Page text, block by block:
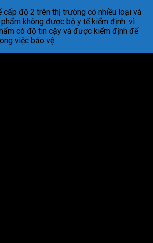
cấp độ 2 trên thị trường có nhiều loại và
không được bộ y tế kiểm định. vì
có độ tin cậy và được kiểm định để
việc bảo vệ.